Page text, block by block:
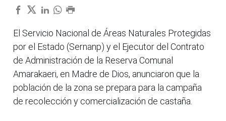
El Servicio Nacional de Áreas Naturales Protegidas
por el Estado (Sernanp) y el Ejecutor del Contrato
de Administración de la Reserva Comunal
Amarakaeri, en Madre de Dios, anunciaron que la
población de la zona se prepara para la campaña
de recolección y comercialización de castaña.